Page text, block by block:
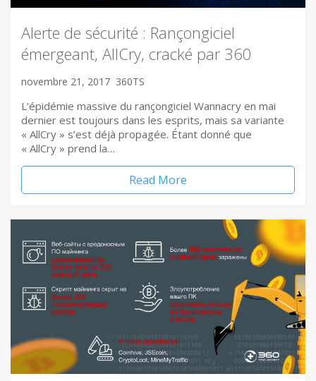
Alerte de sécurité : Rançongiciel
émergeant, AllCry, cracké par 360
novembre 21, 2017 360TS
L’épidémie massive du rançongiciel Wannacry en mai
dernier est toujours dans les esprits, mais sa variante
« AllCry » s’est déjà propagée. Étant donné que
« AllCry » prend la…
Read More